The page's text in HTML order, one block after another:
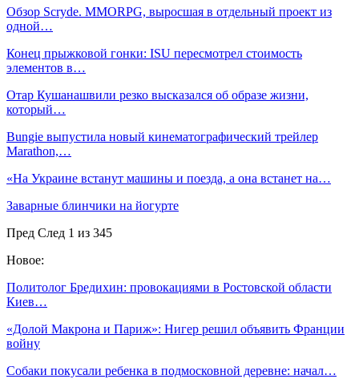
Обзор Scryde. MMORPG, выросшая в отдельный проект из
одной…
Конец прыжковой гонки: ISU пересмотрел стоимость
элементов в…
Отар Кушанашвили резко высказался об образе жизни,
который…
Bungie выпустила новый кинематографический трейлер
Marathon,…
«На Украине встанут машины и поезда, а она встанет на…
Заварные блинчики на йогурте
Пред След 1 из 345
Новое:
Политолог Бредихин: провокациями в Ростовской области
Киев…
«Долой Макрона и Париж»: Нигер решил объявить Франции
войну
Собаки покусали ребенка в подмосковной деревне: начал…